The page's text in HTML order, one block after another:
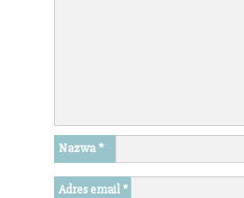
Nazwa*
Adres email*